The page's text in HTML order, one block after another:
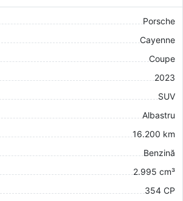
Porsche
Cayenne
Coupe
2023
SUV
Albastru
16.200 km
Benzină
2.995 cm³
354 CP